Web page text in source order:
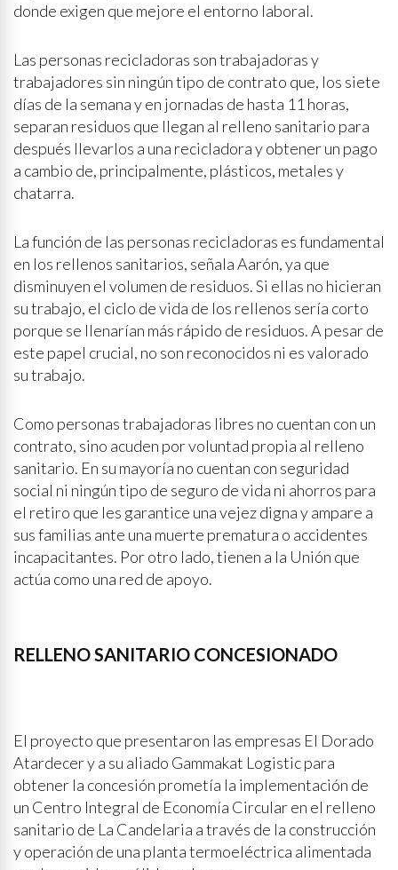
donde exigen que mejore el entorno laboral.
Las personas recicladoras son trabajadoras y
trabajadores sin ningún tipo de contrato que, los siete
días de la semana y en jornadas de hasta 11 horas,
separan residuos que llegan al relleno sanitario para
después llevarlos a una recicladora y obtener un pago
a cambio de, principalmente, plásticos, metales y
chatarra.
La función de las personas recicladoras es fundamental
en los rellenos sanitarios, señala Aarón, ya que
disminuyen el volumen de residuos. Si ellas no hicieran
su trabajo, el ciclo de vida de los rellenos sería corto
porque se llenarían más rápido de residuos. A pesar de
este papel crucial, no son reconocidos ni es valorado
su trabajo.
Como personas trabajadoras libres no cuentan con un
contrato, sino acuden por voluntad propia al relleno
sanitario. En su mayoría no cuentan con seguridad
social ni ningún tipo de seguro de vida ni ahorros para
el retiro que les garantice una vejez digna y ampare a
sus familias ante una muerte prematura o accidentes
incapacitantes. Por otro lado, tienen a la Unión que
actúa como una red de apoyo.
RELLENO SANITARIO CONCESIONADO
El proyecto que presentaron las empresas El Dorado
Atardecer y a su aliado Gammakat Logistic para
obtener la concesión prometía la implementación de
un Centro Integral de Economía Circular en el relleno
sanitario de La Candelaria a través de la construcción
y operación de una planta termoeléctrica alimentada